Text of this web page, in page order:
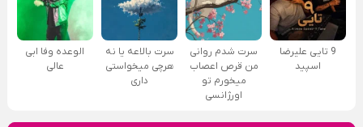
9 تایی علیرضا
اسپید
سرت شدم روانی
من قرص اعصاب
میخورم تو
اورژانسی
سرت بالاعه یا نه
هرچی میخواستی
داری
الوعده وفا ابی
عالی